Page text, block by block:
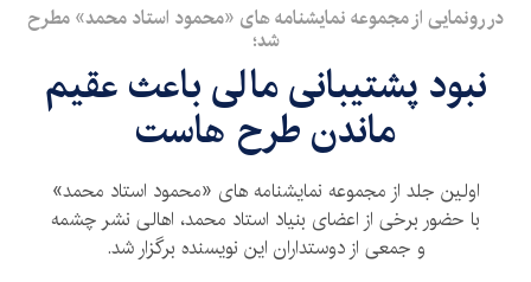
در رونمایی از مجموعه نمایشنامه های «محمود استاد محمد» مطرح
شد؛
نبود پشتیبانی مالی باعث عقیم
ماندن طرح هاست
اولین جلد از مجموعه نمایشنامه های «محمود استاد محمد»
با حضور برخی از اعضای بنیاد استاد محمد، اهالی نشر چشمه
و جمعی از دوستداران این نویسنده برگزار شد.